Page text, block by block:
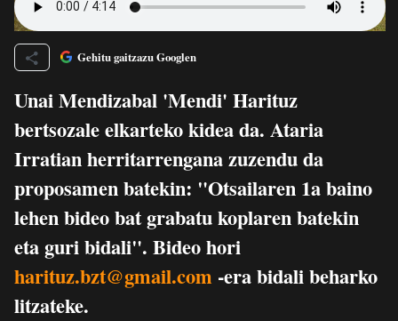
Gehitu gaitzazu Googlen
Unai Mendizabal 'Mendi' Harituz
bertsozale elkarteko kidea da. Ataria
Irratian herritarrengana zuzendu da
proposamen batekin: "Otsailaren 1a baino
lehen bideo bat grabatu koplaren batekin
eta guri bidali". Bideo hori
harituz.bzt@gmail.com -era bidali beharko
litzateke.